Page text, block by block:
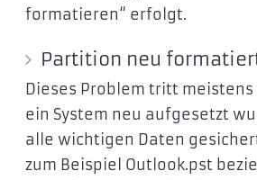
formatieren“ erfolgt.
Partition neu
Dieses Problem tritt
ein System neu aufgesetzt
alle wichtigen Daten
zum Beispiel Outlook.pst